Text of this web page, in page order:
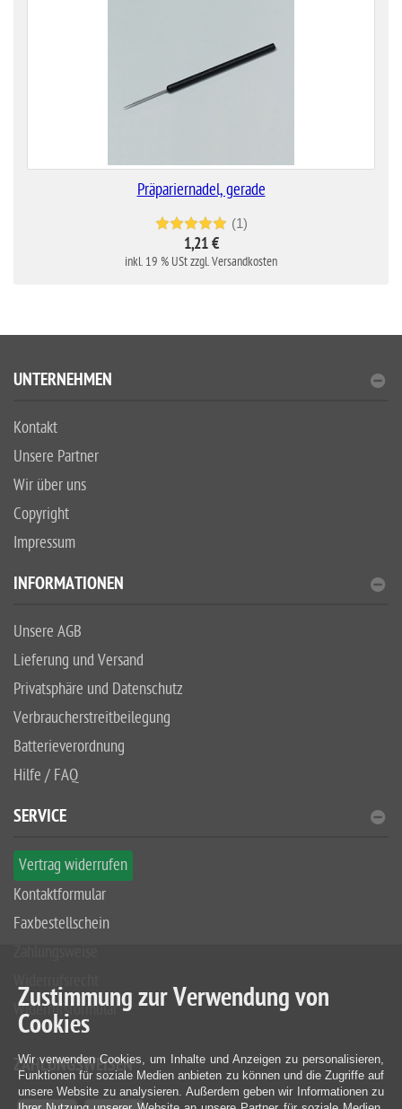
Präpariernadel, gerade
(1)
1,21 €
inkl. 19 % USt zzgl. Versandkosten
UNTERNEHMEN
Kontakt
Unsere Partner
Wir über uns
Copyright
Impressum
INFORMATIONEN
Unsere AGB
Lieferung und Versand
Privatsphäre und Datenschutz
Verbraucherstreitbeilegung
Batterieverordnung
Hilfe / FAQ
SERVICE
Vertrag widerrufen
Kontaktformular
Faxbestellschein
Widerrufsformular
ZAHLUNGSWEISEN
Zustimmung zur Verwendung von
Cookies
Wir verwenden Cookies, um Inhalte und Anzeigen zu personalisieren,
Funktionen für soziale Medien anbieten zu können und die Zugriffe auf
unsere Website zu analysieren. Außerdem geben wir Informationen zu